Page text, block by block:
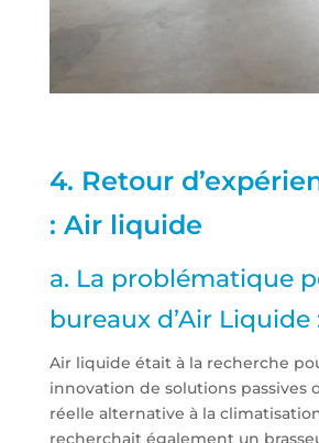
4. Retour
: Air liquide
a. La problématique
bureaux d’Air Liquide
Air liquide était à la recherche
innovation de solutions passives
réelle alternative à la
recherchait également un